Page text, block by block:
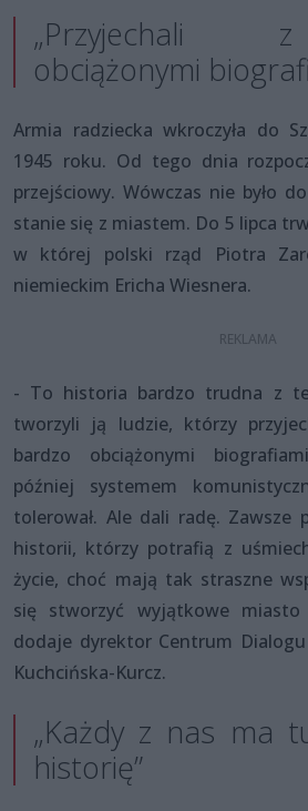
„Przyjechali
obciążonymi
Armia radziecka wkroczyła do
1945 roku. Od tego dnia
przejściowy. Wówczas nie było
stanie się z miastem. Do 5 lipca
w której polski rząd Piotra
niemieckim Ericha Wiesnera.
- To historia bardzo trudna z
tworzyli ją ludzie, którzy
bardzo obciążonymi
później systemem
tolerował. Ale dali radę. Zawsze
historii, którzy potrafią z
życie, choć mają tak straszne
się stworzyć wyjątkowe
dodaje dyrektor Centrum Dialogu
Kuchcińska-Kurcz.
„Każdy z nas ma
historię”